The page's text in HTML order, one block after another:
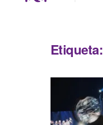
Etiqueta: